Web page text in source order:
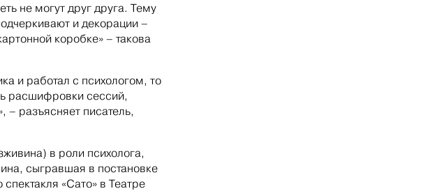
не могут друг друга. Тему
и декорации –
коробке» – такова
и работал с психологом, то
расшифровки сессий,
разъясняет писатель,
в роли психолога,
сыгравшая в постановке
«Сато» в Театре